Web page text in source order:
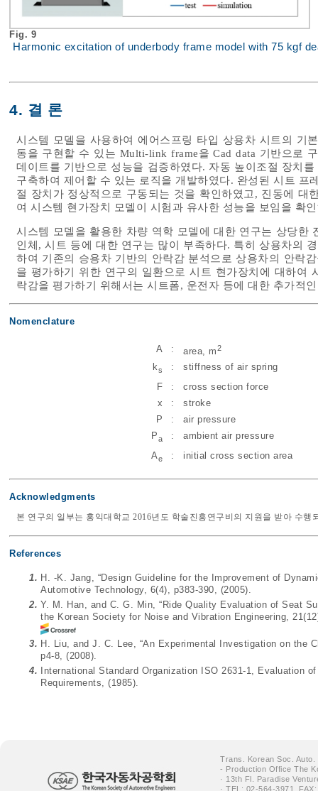
Fig. 9
Harmonic excitation of underbody frame model with 75 kgf
4. 결 론
시스템 모델을 사용하여 에어스프링 타입 상용차 시트의 기
동을 구현할 수 있는 Multi-link frame을 Cad data 기반으로
데이트를 기반으로 성능을 검증하였다. 자동 높이조절 장치
구축하여 제어할 수 있는 로직을 개발하였다. 완성된 시트
절 장치가 정상적으로 구동되는 것을 확인하였고, 진동에 대
여 시스템 현가장치 모델이 시험과 유사한 성능을 보임을 확
시스템 모델을 활용한 차량 역학 모델에 대한 연구는 상당한
인체, 시트 등에 대한 연구는 많이 부족하다. 특히 상용차의
하여 기존의 승용차 기반의 안락감 분석으로 상용차의 안락
을 평가하기 위한 연구의 일환으로 시트 현가장치에 대하여
락감을 평가하기 위해서는 시트폼, 운전자 등에 대한 추가적
Nomenclature
A : area, m2
ks :
stiffness of air spring
F
:
cross section force
x
:
stroke
P
:
air pressure
Pa :
ambient air pressure
Ae : initial cross section area
Acknowledgments
본 연구의 일부는 홍익대학교 2016년도 학술진흥연구비의 지원을 받아 수행
References
1. H. -K. Jang, “Design Guideline for the Improvement of
Automotive Technology, 6(4), p383-390, (2005).
2. Y. M. Han, and C. G. Min, “Ride Quality Evaluation of Seat
the Korean Society for Noise and Vibration Engineering,
3. H. Liu, and J. C. Lee, “An Experimental Investigation on the
p4-8, (2008).
4.
International Standard Organization ISO 2631-1, Evaluation
Requirements, (1985).
Trans. Korean Soc. Auto.
- Production Office The
· 13th Fl. Paradise
· TEL: 02-564-3971,